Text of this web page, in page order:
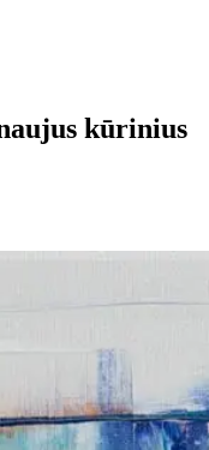
kūrinius